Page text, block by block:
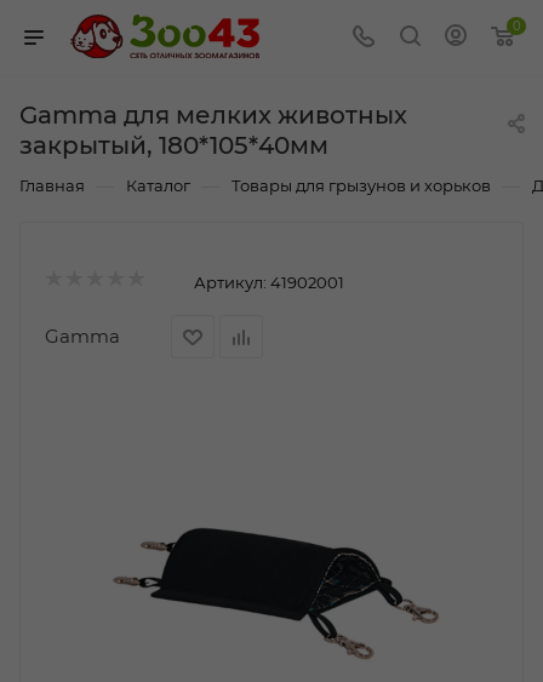
0
Gamma для мелких животных
закрытый, 180*105*40мм
Главная Каталог Товары для грызунов и хорьков
Артикул: 41902001
Gamma